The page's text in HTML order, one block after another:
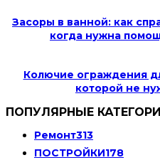
Засоры в ванной: как
когда нужна
Колючие ограждения
которой не
ПОПУЛЯРНЫЕ
Ремонт313
ПОСТРОЙКИ178